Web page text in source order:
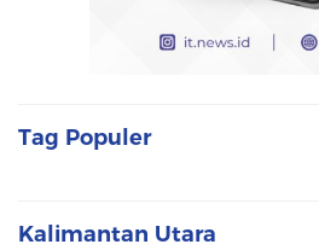
Tag Populer
Kalimantan Utara